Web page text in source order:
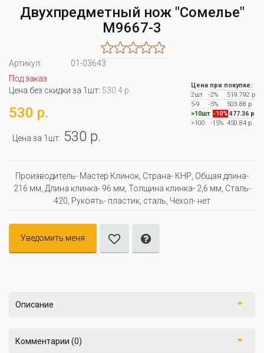
Двухпредметный нож "Сомелье"
M9667-3
Артикул:
01-03643
Под заказ
Цена без скидки за 1шт: 530.4 р.
530 р.
Цена за 1шт: 530 р.
Цена при покупке:
2шт
-2%
519.792 р
5-9
-5%
503.88 р
>10шт -10% 477.36 р
>100
-15% 450.84 р
Производитель- Мастер Клинок, Страна- КНР, Oбщая длина-
216 мм, Длина клинка- 96 мм, Толщина клинка- 2,6 мм, Сталь-
420, Рукоять- пластик, сталь, Чехол- нет
Уведомить меня
Описание
Комментарии (0)